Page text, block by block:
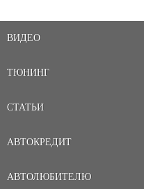
ВИДЕО
ТЮНИНГ
СТАТЬИ
АВТОКРЕДИТ
АВТОЛЮБИТЕЛЮ